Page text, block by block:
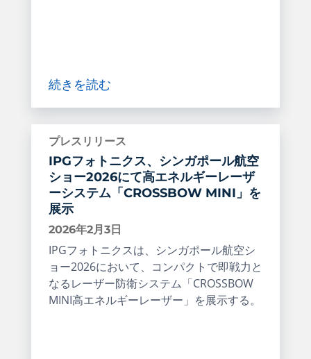
続きを読む
プレスリリース
IPGフォトニクス、シンガポール航空
ショー2026にて高エネルギーレーザ
ーシステム「CROSSBOW MINI」を
展示
2026年2月3日
IPGフォトニクスは、シンガポール航空シ
ョー2026において、コンパクトで即戦力と
なるレーザー防衛システム「CROSSBOW
MINI高エネルギーレーザー」を展示する。